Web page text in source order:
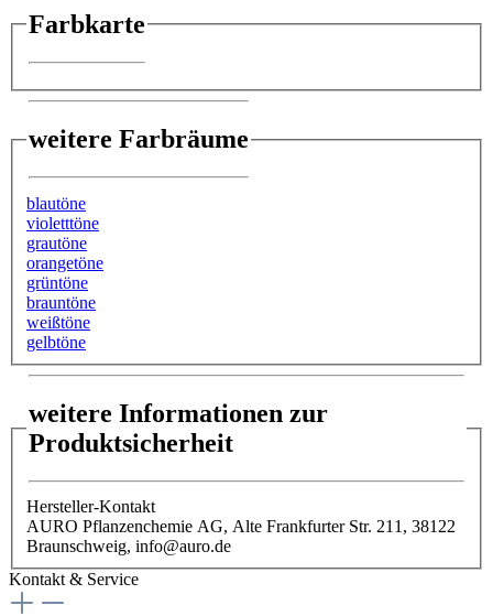
Farbkarte
weitere Farbräume
blautöne
violetttöne
grautöne
orangetöne
grüntöne
brauntöne
weißtöne
gelbtöne
weitere Informationen zur
Produktsicherheit
Hersteller-Kontakt
AURO Pflanzenchemie AG, Alte Frankfurter Str. 211, 38122
Braunschweig, info@auro.de
Kontakt & Service